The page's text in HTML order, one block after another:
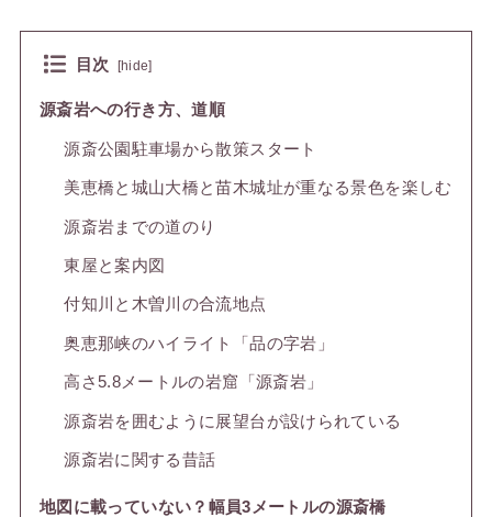
目次 [hide]
源斎岩への行き方、道順
源斎公園駐車場から散策スタート
美恵橋と城山大橋と苗木城址が重なる景色を楽しむ
源斎岩までの道のり
東屋と案内図
付知川と木曽川の合流地点
奥恵那峡のハイライト「品の字岩」
高さ5.8メートルの岩窟「源斎岩」
源斎岩を囲むように展望台が設けられている
源斎岩に関する昔話
地図に載っていない？幅員3メートルの源斎橋